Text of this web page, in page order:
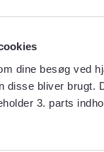
dine besøg ved
disse bliver
3. parts